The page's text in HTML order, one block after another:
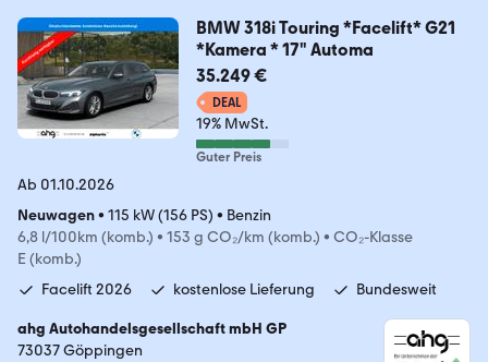
BMW 318i Touring *Facelift* G21
*Kamera * 17" Automa
35.249 €
DEAL
19% MwSt.
Guter Preis
Ab 01.10.2026
Neuwagen• 115 kW (156 PS) • Benzin
6,8 l/100km (komb.) • 153 g CO₂/km (komb.) • CO₂-Klasse
E (komb.)
Facelift 2026
kostenlose Lieferung Bundesweit
ahg Autohandelsgesellschaft mbH GP
73037 Göppingen